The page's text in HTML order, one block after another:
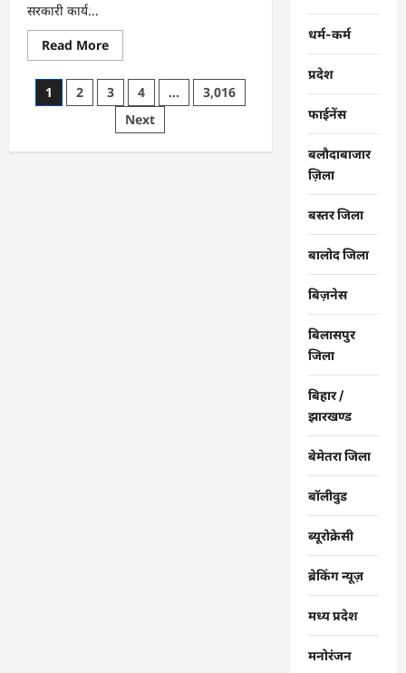
सरकारी कार्य...
Read MoreRead
more
CG
:
FCI
कर्मचारी
से
Posts
1 2 3 4 …
3,016
Next
धर्म-कर्म
प्रदेश
फाईनेंस
बलौदाबाजार
ज़िला
बस्तर जिला
बालोद जिला
बिज़नेस
बिलासपुर
जिला
बिहार /
झारखण्ड
बेमेतरा जिला
बॉलीवुड
ब्यूरोक्रेसी
ब्रेकिंग न्यूज़
मध्य प्रदेश
मनोरंजन